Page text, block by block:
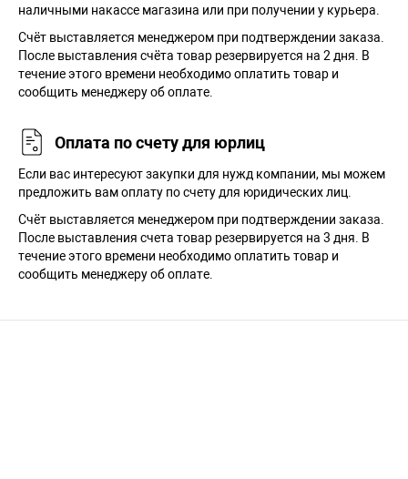
наличными накассе магазина или при получении у курьера.
Cчёт выставляется менеджером при подтверждении заказа.
После выставления счёта товар резервируется на 2 дня. В
течение этого времени необходимо оплатить товар и
сообщить менеджеру об оплате.
Оплата по счету для юрлиц
Если вас интересуют закупки для нужд компании, мы можем
предложить вам оплату по счету для юридических лиц.
Счёт выставляется менеджером при подтверждении заказа.
После выставления счета товар резервируется на 3 дня. В
течение этого времени необходимо оплатить товар и
сообщить менеджеру об оплате.